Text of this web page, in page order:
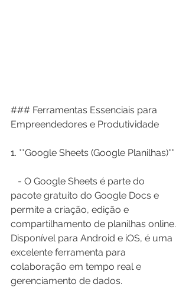
### Ferramentas Essenciais para
Empreendedores e Produtividade
1. **Google Sheets (Google Planilhas)**
pacote gratuito do Google Docs e
permite a criação, edição e
compartilhamento de planilhas online.
Disponível para Android e iOS, é uma
excelente ferramenta para
colaboração em tempo real e
gerenciamento de dados.